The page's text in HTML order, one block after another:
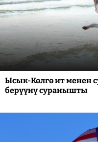
Ысык-Көлгө ит менен
берүүнү суранышты